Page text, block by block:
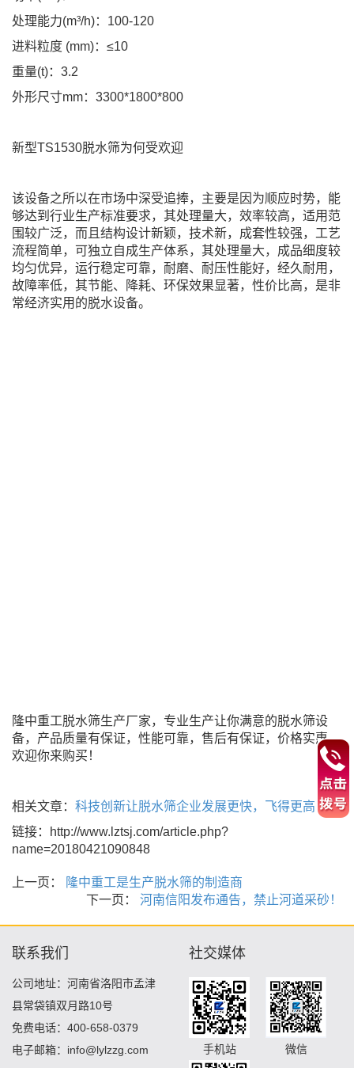
处理能力(m³/h)：100-120
进料粒度 (mm)：≤10
重量(t)：3.2
外形尺寸mm：3300*1800*800
新型TS1530脱水筛为何受欢迎
该设备之所以在市场中深受追捧，主要是因为顺应时势，能
够达到行业生产标准要求，其处理量大，效率较高，适用范
围较广泛，而且结构设计新颖，技术新，成套性较强，工艺
流程简单，可独立自成生产体系，其处理量大，成品细度较
均匀优异，运行稳定可靠，耐磨、耐压性能好，经久耐用，
故障率低，其节能、降耗、环保效果显著，性价比高，是非
常经济实用的脱水设备。
隆中重工脱水筛生产厂家，专业生产让你满意的脱水筛设
备，产品质量有保证，性能可靠，售后有保证，价格实惠，
欢迎你来购买！
相关文章： 科技创新让脱水筛企业发展更快，飞得更高
链接：http://www.lztsj.com/article.php?
name=20180421090848
上一页：
隆中重工是生产脱水筛的制造商
下一页：
河南信阳发布通告，禁止河道采砂！
联系我们
公司地址：河南省洛阳市孟津
县常袋镇双月路10号
免费电话：400-658-0379
电子邮箱：info@lylzzg.com
社交媒体
手机站 微信